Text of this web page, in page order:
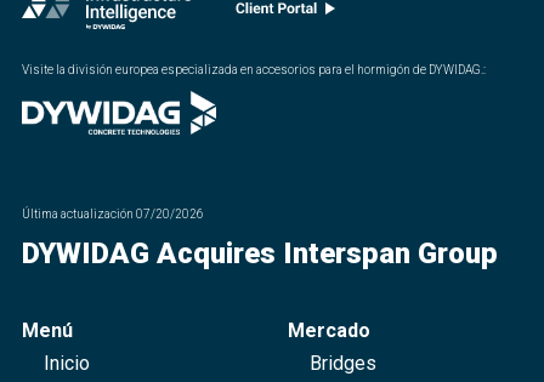
Visite la división europea especializada en accesorios para el hormigón de DYWIDAG.:
Última actualización 07/20/2026
DYWIDAG Acquires Interspan Group
Menú
Inicio
Mercado
Bridges